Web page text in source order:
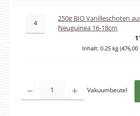
250g BIO Vanilleschoten
Neuguinea 16-18cm
Inhalt: 0.25 kg
Vakuumbeutel